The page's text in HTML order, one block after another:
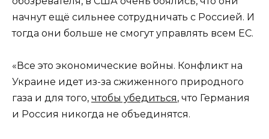
начнут ещё сильнее сотрудничать с Россией. И
тогда они больше не смогут управлять всем ЕС.
«Все это экономические войны. Конфликт на
Украине идет из-за сжиженного природного
газа и для того, чтобы убедиться, что Германия
и Россия никогда не объединятся.